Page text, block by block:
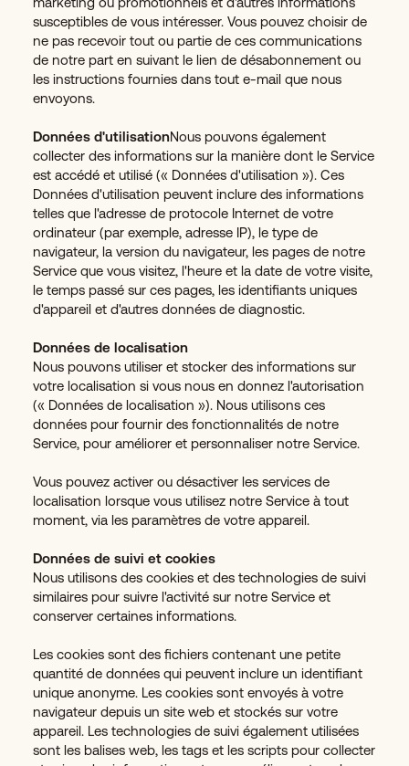
susceptibles de vous intéresser. Vous pouvez choisir de
ne pas recevoir tout ou partie de ces communications
de notre part en suivant le lien de désabonnement ou
les instructions fournies dans tout e-mail que nous
envoyons.
Données d'utilisationNous pouvons également
collecter des informations sur la manière dont le Service
est accédé et utilisé (« Données d'utilisation »). Ces
Données d'utilisation peuvent inclure des informations
telles que l'adresse de protocole Internet de votre
ordinateur (par exemple, adresse IP), le type de
navigateur, la version du navigateur, les pages de notre
Service que vous visitez, l'heure et la date de votre visite,
le temps passé sur ces pages, les identifiants uniques
d'appareil et d'autres données de diagnostic.
Données de localisation
Nous pouvons utiliser et stocker des informations sur
votre localisation si vous nous en donnez l'autorisation
(« Données de localisation »). Nous utilisons ces
données pour fournir des fonctionnalités de notre
Service, pour améliorer et personnaliser notre Service.
Vous pouvez activer ou désactiver les services de
localisation lorsque vous utilisez notre Service à tout
moment, via les paramètres de votre appareil.
Données de suivi et cookies
Nous utilisons des cookies et des technologies de suivi
similaires pour suivre l'activité sur notre Service et
conserver certaines informations.
Les cookies sont des fichiers contenant une petite
quantité de données qui peuvent inclure un identifiant
unique anonyme. Les cookies sont envoyés à votre
navigateur depuis un site web et stockés sur votre
appareil. Les technologies de suivi également utilisées
sont les balises web, les tags et les scripts pour collecter